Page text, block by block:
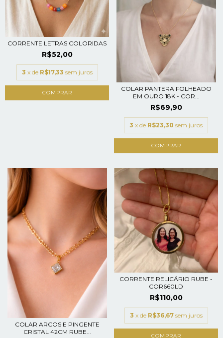
CORRENTE LETRAS COLORIDAS
R$52,00
3 x de R$17,33 sem juros
COMPRAR
COLAR PANTERA FOLHEADO
EM OURO 18K - COR...
R$69,90
3 x de R$23,30 sem juros
COLAR ARCOS E PINGENTE
CRISTAL 42CM RUBE...
CORRENTE RELICÁRIO RUBE -
COR660LD
R$110,00
3 x de R$36,67 sem juros